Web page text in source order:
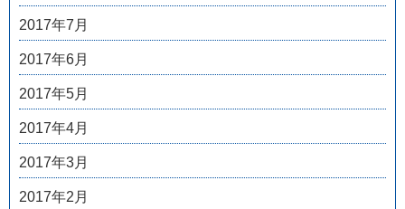
2017年7月
2017年6月
2017年5月
2017年4月
2017年3月
2017年2月